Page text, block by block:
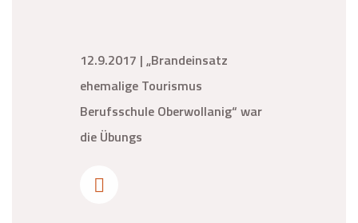
12.9.2017 | „Brandeinsatz
ehemalige Tourismus
Berufsschule Oberwollanig“ war
die Übungs